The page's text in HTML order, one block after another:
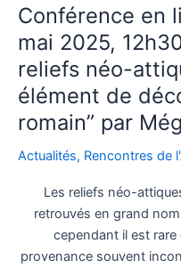
Ier
colloque
l’AFEDMA
Conférence en
mai 2025,
reliefs néo-
élément de
romain” par
Actualités, Rencontres de
Les reliefs néo-
retrouvés en grand
cependant il est rare
provenance souvent